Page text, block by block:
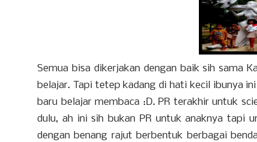
Semua bisa dikerjakan dengan baik sih sama
belajar. Tapi tetep kadang di hati kecil ibunya
baru belajar membaca :D. PR terakhir untuk
dulu, ah ini sih bukan PR untuk anaknya tapi
dengan benang rajut berbentuk berbagai